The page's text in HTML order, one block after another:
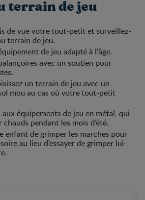
terrain de jeu
de vue votre tout-petit et surveillez-
terrain de jeu.
de jeu adapté à l’âge.
avec un soutien pour
un terrain de jeu avec un
mou au cas où votre tout-petit
équipements de jeu en métal, qui
pendant les mois d’été.
enfant de grimper les marches pour
au lieu d’essayer de grimper lui-